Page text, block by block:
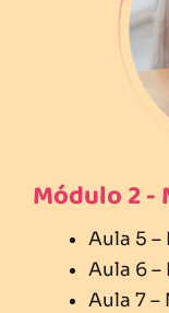
Módulo 2 -
Aula 5 –
Aula 6 –
Aula 7 –